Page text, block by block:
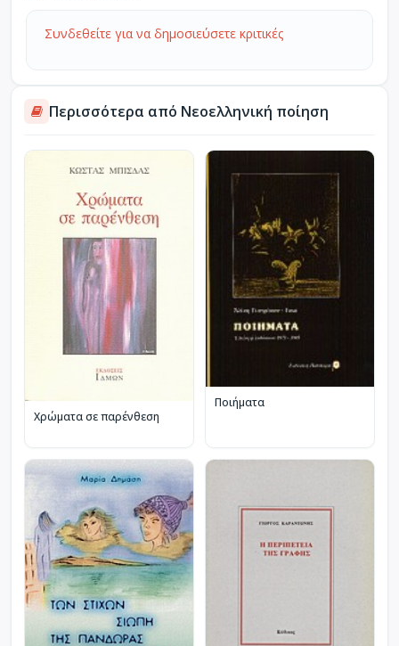
Συνδεθείτε για να δημοσιεύσετε κριτικές
Περισσότερα από Νεοελληνική ποίηση
Χρώματα σε παρένθεση
Ποιήματα